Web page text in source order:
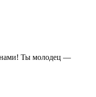
нами! Ты молодец —